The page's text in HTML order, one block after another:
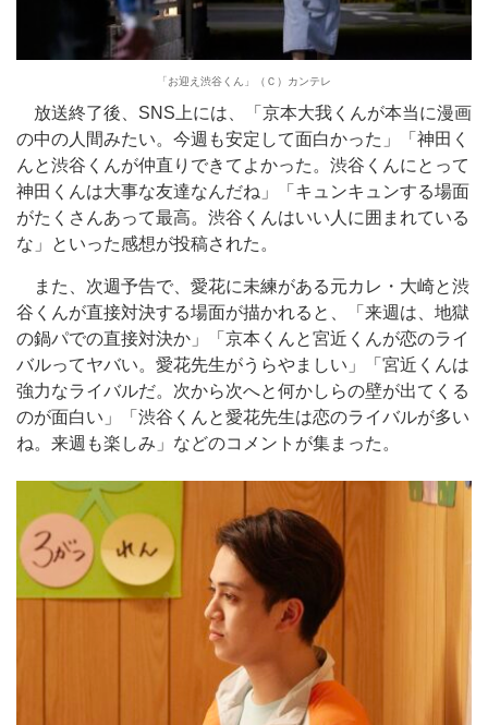
「お迎え渋谷くん」（Ｃ）カンテレ
放送終了後、SNS上には、「京本大我くんが本当に漫画
の中の人間みたい。今週も安定して面白かった」「神田く
んと渋谷くんが仲直りできてよかった。渋谷くんにとって
神田くんは大事な友達なんだね」「キュンキュンする場面
がたくさんあって最高。渋谷くんはいい人に囲まれている
な」といった感想が投稿された。
また、次週予告で、愛花に未練がある元カレ・大崎と渋
谷くんが直接対決する場面が描かれると、「来週は、地獄
の鍋パでの直接対決か」「京本くんと宮近くんが恋のライ
バルってヤバい。愛花先生がうらやましい」「宮近くんは
強力なライバルだ。次から次へと何かしらの壁が出てくる
のが面白い」「渋谷くんと愛花先生は恋のライバルが多い
ね。来週も楽しみ」などのコメントが集まった。